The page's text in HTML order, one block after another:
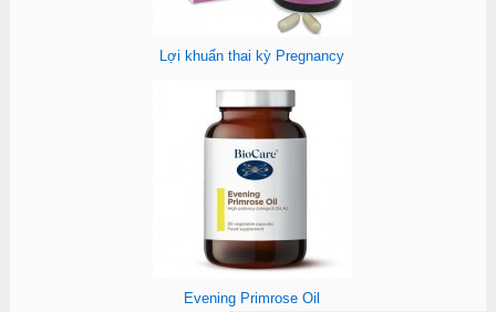
Lợi khuẩn thai kỳ Pregnancy
Evening Primrose Oil